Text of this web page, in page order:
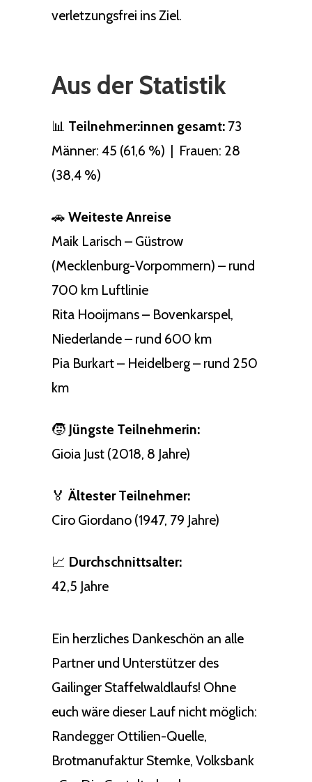
verletzungsfrei ins Ziel.
Aus der Statistik
📊 Teilnehmer:innen gesamt: 73
Männer: 45 (61,6 %) | Frauen: 28
(38,4 %)
🚗 Weiteste Anreise
Maik Larisch – Güstrow
(Mecklenburg-Vorpommern) – rund
700 km Luftlinie
Rita Hooijmans – Bovenkarspel,
Niederlande – rund 600 km
Pia Burkart – Heidelberg – rund 250
km
🧒 Jüngste Teilnehmerin:
Gioia Just (2018, 8 Jahre)
🏅 Ältester Teilnehmer:
Ciro Giordano (1947, 79 Jahre)
📈 Durchschnittsalter:
42,5 Jahre
Ein herzliches Dankeschön an alle
Partner und Unterstützer des
Gailinger Staffelwaldlaufs! Ohne
euch wäre dieser Lauf nicht möglich:
Randegger Ottilien-Quelle,
Brotmanufaktur Stemke, Volksbank